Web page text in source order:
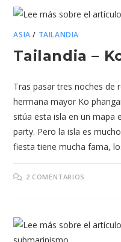
ASIA / TAILANDIA
Tailandia –
Tras pasar tres noches de
hermana mayor Ko
sitúa esta isla en un
party. Pero la isla es
fiesta tiene mucha fama,
2 COMENTARIOS